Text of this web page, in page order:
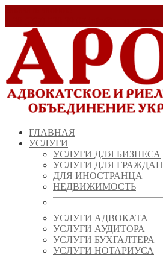
ГЛАВНАЯ
УСЛУГИ
УСЛУГИ ДЛЯ БИЗНЕСА
УСЛУГИ ДЛЯ ГРАЖДАН
ДЛЯ ИНОСТРАНЦА
НЕДВИЖИМОСТЬ
УСЛУГИ АДВОКАТА
УСЛУГИ АУДИТОРА
УСЛУГИ БУХГАЛТЕРА
УСЛУГИ НОТАРИУСА